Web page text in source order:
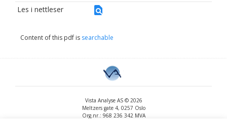
Les i nettleser
find_in_page
Content of this pdf is searchable
Vista Analyse AS © 2026
Meltzers gate 4, 0257 Oslo
Org.nr.: 968 236 342 MVA